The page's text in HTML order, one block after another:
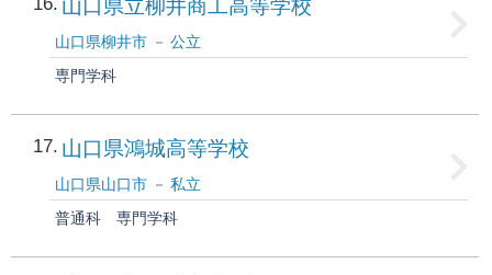
山口県立柳井商工高等学校
山口県柳井市
公立
専門学科
17 山口県鴻城高等学校
山口県山口市
私立
普通科
専門学科